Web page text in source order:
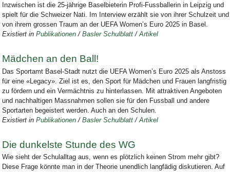
Inzwischen ist die 25-jährige Baselbieterin Profi-Fussballerin in Leipzig und
spielt für die Schweizer Nati. Im Interview erzählt sie von ihrer Schulzeit und
von ihrem grossen Traum an der UEFA Women’s Euro 2025 in Basel.
Existiert in Publikationen /Basler Schulblatt /Artikel
Mädchen an den Ball!
Das Sportamt Basel-Stadt nutzt die UEFA Women’s Euro 2025 als Anstoss
für eine «Legacy». Ziel ist es, den Sport für Mädchen und Frauen langfristig
zu fördern und ein Vermächtnis zu hinterlassen. Mit attraktiven Angeboten
und nachhaltigen Massnahmen sollen sie für den Fussball und andere
Sportarten begeistert werden. Auch an den Schulen.
Existiert in Publikationen /Basler Schulblatt /Artikel
Die dunkelste Stunde des WG
Wie sieht der Schulalltag aus, wenn es plötzlich keinen Strom mehr gibt?
Diese Frage könnte man in der Theorie unendlich langfädig diskutieren. Auf